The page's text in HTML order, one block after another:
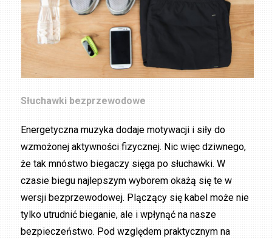
Słuchawki bezprzewodowe
Energetyczna muzyka dodaje motywacji i siły do
wzmożonej aktywności fizycznej. Nic więc dziwnego,
że tak mnóstwo biegaczy sięga po słuchawki. W
czasie biegu najlepszym wyborem okażą się te w
wersji bezprzewodowej. Plączący się kabel może nie
tylko utrudnić bieganie, ale i wpłynąć na nasze
bezpieczeństwo. Pod względem praktycznym na